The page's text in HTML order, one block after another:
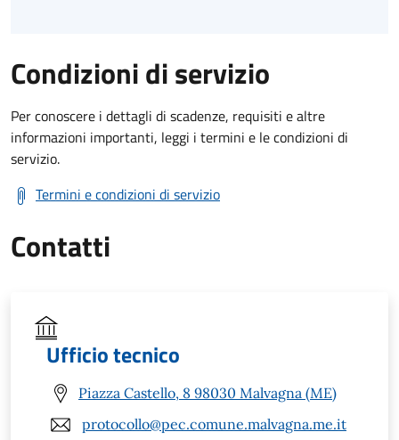
Condizioni di servizio
Per conoscere i dettagli di scadenze, requisiti e altre
informazioni importanti, leggi i termini e le condizioni di
servizio.
Termini e condizioni di servizio
Contatti
Ufficio tecnico
Piazza Castello, 8 98030 Malvagna (ME)
protocollo@pec.comune.malvagna.me.it